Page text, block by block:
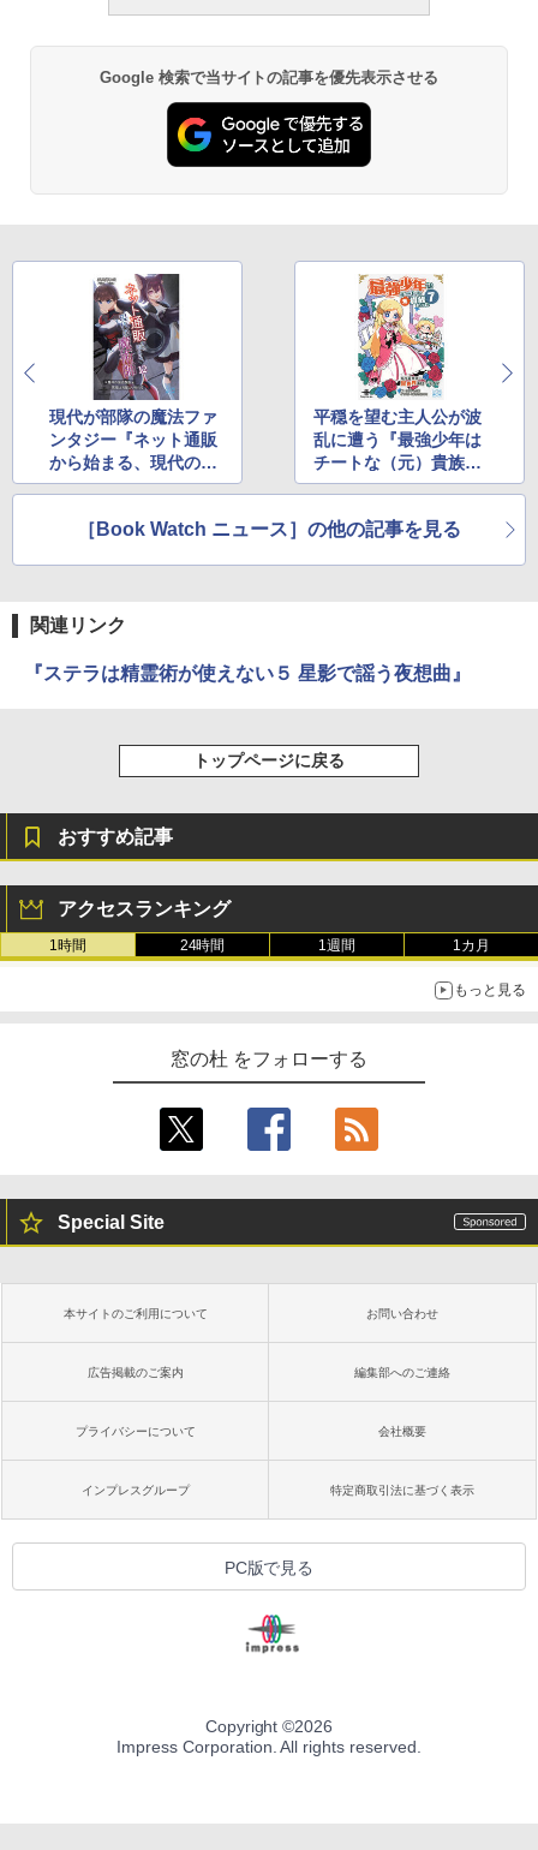
Google 検索で当サイトの記事を優先表示させる
現代が部隊の魔法ファ
ンタジー『ネット通販
から始まる、現代の魔
術師』12巻が発売
平穏を望む主人公が波
乱に遭う『最強少年は
チートな（元）貴族だ
った』7巻が発売
［Book Watch ニュース］の他の記事を見る
関連リンク
『ステラは精霊術が使えない５ 星影で謡う夜想曲』
トップページに戻る
おすすめ記事
アクセスランキング
1時間 24時間 1週間 1カ月
もっと見る
窓の杜 をフォローする
Special Site
本サイトのご利用について お問い合わせ
広告掲載のご案内 編集部へのご連絡
プライバシーについて 会社概要
インプレスグループ 特定商取引法に基づく表示
PC版で見る
Copyright ©2026
Impress Corporation. All rights reserved.